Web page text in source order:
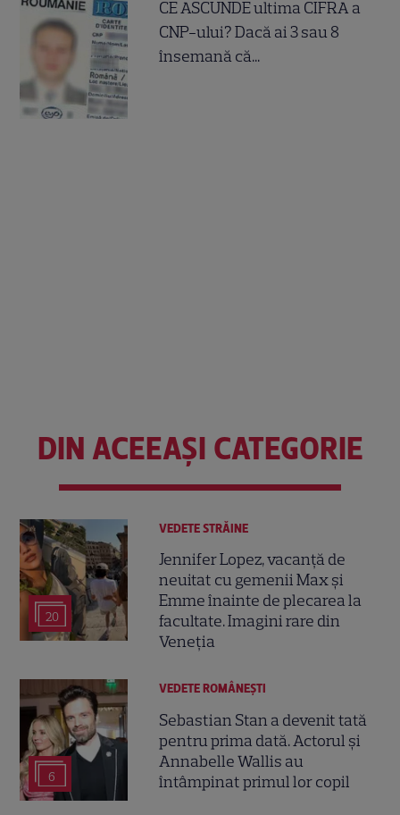
CE ASCUNDE ultima CIFRA a
CNP-ului? Dacă ai 3 sau 8
însemană că...
DIN ACEEAȘI CATEGORIE
20
VEDETE STRĂINE
Jennifer Lopez, vacanță de
neuitat cu gemenii Max și
Emme înainte de plecarea la
facultate. Imagini rare din
Veneția
6
VEDETE ROMÂNEŞTI
Sebastian Stan a devenit tată
pentru prima dată. Actorul și
Annabelle Wallis au
întâmpinat primul lor copil